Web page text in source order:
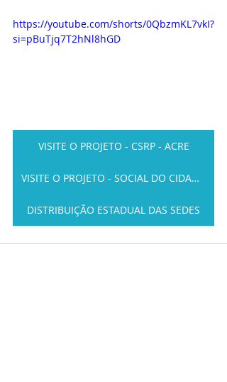
https://youtube.com/shorts/0QbzmKL7vkI?
si=pBuTjq7T2hNl8hGD
VISITE O PROJETO - CSRP - ACRE
VISITE O PROJETO - SOCIAL DO CIDADÃO
DISTRIBUIÇÃO ESTADUAL DAS SEDES